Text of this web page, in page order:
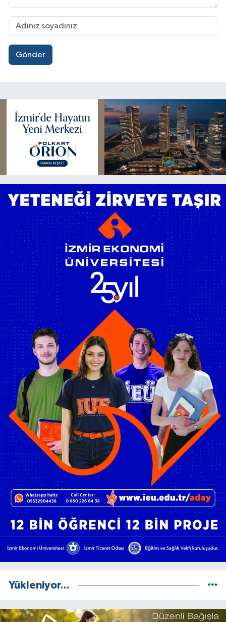
Gönder
Yükleniyor...